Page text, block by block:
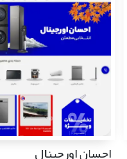
احسان اورجینال